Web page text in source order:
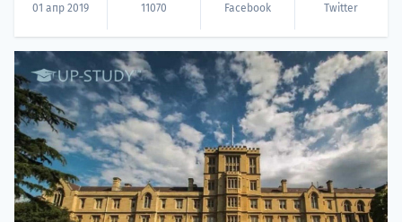
01 апр 2019 11070 Facebook Twitter
20.09